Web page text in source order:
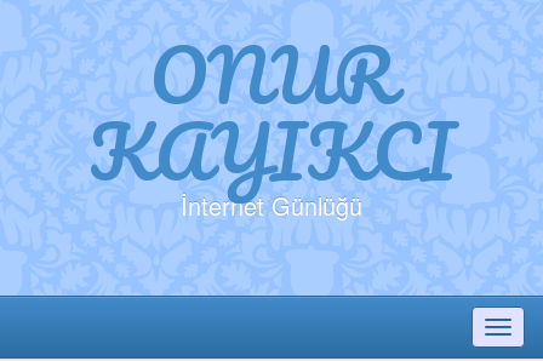
ONUR
KAYIKCI
İnternet Günlüğü